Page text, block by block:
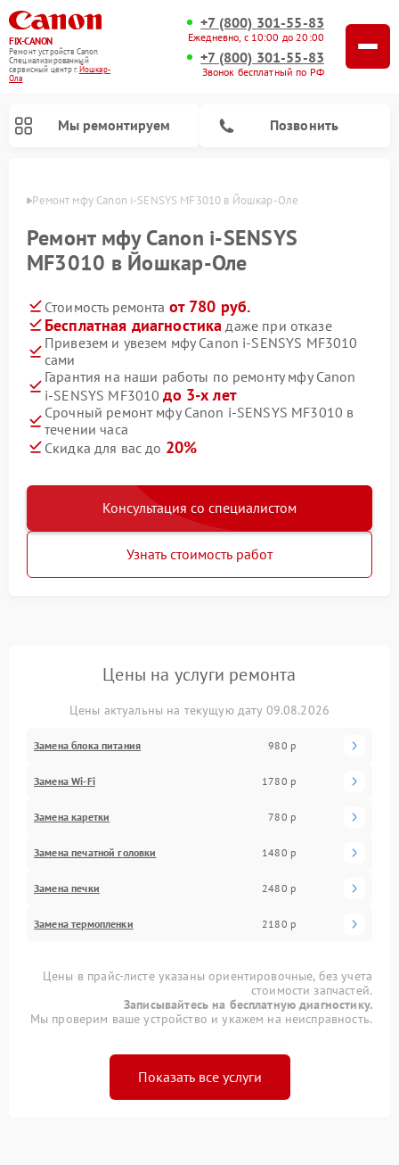
FIX-CANON
Ремонт устройств Canon
Специализированный
cервисный центр г.Йошкар-
Ола
+7 (800) 301-55-83
Ежедневно, с 10:00 до 20:00
+7 (800) 301-55-83
Звонок бесплатный по РФ
Мы ремонтируем Позвонить
Оле Ремонт мфу Canon i‑SENSYS MF3010 в Йошкар-Оле
Ремонт мфу Canon i‑SENSYS
MF3010 в Йошкар-Оле
Стоимость ремонта от 780 руб.
Бесплатная диагностика даже при отказе
Привезем и увезем мфу Canon i‑SENSYS MF3010
сами
Гарантия на наши работы по ремонту мфу Canon
i‑SENSYS MF3010до 3-х лет
Срочный ремонт мфу Canon i‑SENSYS MF3010 в
течении часа
Скидка для вас до 20%
Консультация со специалистом
Узнать стоимость работ
Цены на услуги ремонта
Цены актуальны на текущую дату 09.08.2026
Замена блока питания 980 р
Замена Wi-Fi 1780 р
Замена каретки 780 р
Замена печатной головки 1480 р
Замена печки 2480 р
Замена термопленки 2180 р
Цены в прайс-листе указаны ориентировочные, без учета
стоимости запчастей.
Записывайтесь на бесплатную диагностику.
Мы проверим ваше устройство и укажем на неисправность.
Показать все услуги